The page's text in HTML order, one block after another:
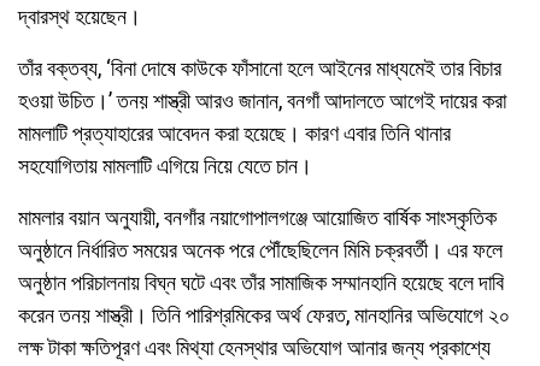
দ্বারস্থ হয়েছেন।
তাঁর বক্তব্য, ‘বিনা দোষে কাউকে ফাঁসানো হলে আইনের মাধ্যমেই তার বিচার
হওয়া উচিত।’ তনয় শাস্ত্রী আরও জানান, বনগাঁ আদালতে আগেই দায়ের করা
মামলাটি প্রত্যাহারের আবেদন করা হয়েছে। কারণ এবার তিনি থানার
সহযোগিতায় মামলাটি এগিয়ে নিয়ে যেতে চান।
মামলার বয়ান অনুযায়ী, বনগাঁর নয়াগোপালগঞ্জে আয়োজিত বার্ষিক সাংস্কৃতিক
অনুষ্ঠানে নির্ধারিত সময়ের অনেক পরে পৌঁছেছিলেন মিমি চক্রবর্তী। এর ফলে
অনুষ্ঠান পরিচালনায় বিঘ্ন ঘটে এবং তাঁর সামাজিক সম্মানহানি হয়েছে বলে দাবি
করেন তনয় শাস্ত্রী। তিনি পারিশ্রমিকের অর্থ ফেরত, মানহানির অভিযোগে ২০
লক্ষ টাকা ক্ষতিপূরণ এবং মিথ্যা হেনস্থার অভিযোগ আনার জন্য প্রকাশ্যে